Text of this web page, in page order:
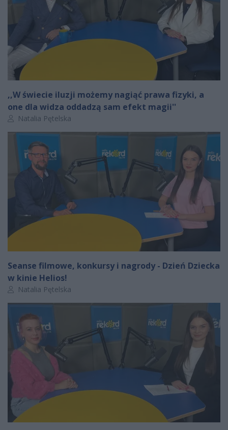
,,W świecie iluzji możemy nagiąć prawa fizyki, a
one dla widza oddadzą sam efekt magii''
Autor artykułu:
Natalia Pętelska
Seanse filmowe, konkursy i nagrody - Dzień Dziecka
w kinie Helios!
Autor artykułu:
Natalia Pętelska